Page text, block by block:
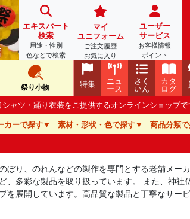
エキスパート
検索
用途・性別
色などで検索
マイ
ユニフォーム
ご注文履歴
お気に入り
ユーザー
サービス
お客様情報
ポイント
祭り小物
カタ
ログ
さく
いん
ニュ
ース
特集
ャツ・踊り衣装をご提供するオンラインショップで
カーで探す 素材・形状・色で探す 商品分類
り、のれんなどの製作を専門とする老舗メーカ
、多彩な製品を取り扱っています。 また、神社
を展開しています。高品質な製品と丁寧なサー